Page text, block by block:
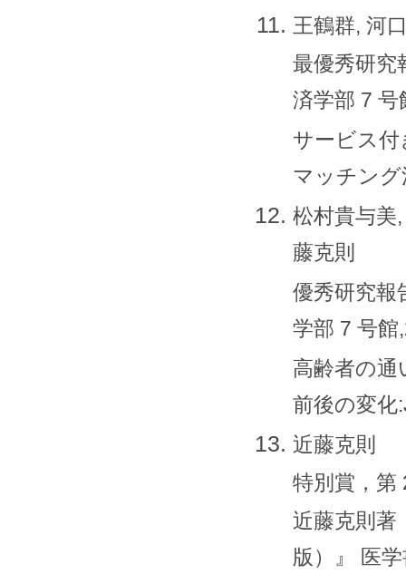
王鶴群, 河
最優秀研究
済学部 7 号
サービス付
マッチン
松村貴与美
藤克則
優秀研究報
学部 7 号館
高齢者の通
前後の変化
近藤克則
特別賞，第
近藤克則著
版）』 医